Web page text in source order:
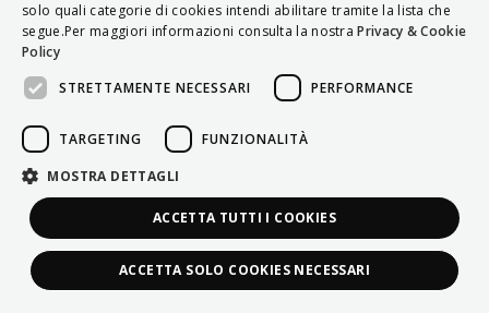
POLSKI
PORTUGUÊS
solo quali categorie di cookies intendi abilitare tramite la lista che
segue.Per maggiori informazioni consulta la nostra Privacy & Cookie
Policy
STRETTAMENTE NECESSARI
PERFORMANCE
TARGETING FUNZIONALITÀ
MOSTRA DETTAGLI
ACCETTA TUTTI I COOKIES
ACCETTA SOLO COOKIES NECESSARI